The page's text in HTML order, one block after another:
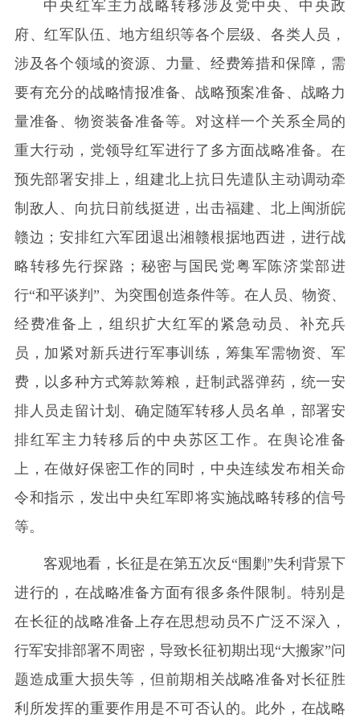
中央红军主力战略转移涉及党中央、中央政
府、红军队伍、地方组织等各个层级、各类人员，
涉及各个领域的资源、力量、经费筹措和保障，需
要有充分的战略情报准备、战略预案准备、战略力
量准备、物资装备准备等。对这样一个关系全局的
重大行动，党领导红军进行了多方面战略准备。在
预先部署安排上，组建北上抗日先遣队主动调动牵
制敌人、向抗日前线挺进，出击福建、北上闽浙皖
赣边；安排红六军团退出湘赣根据地西进，进行战
略转移先行探路；秘密与国民党粤军陈济棠部进
行“和平谈判”、为突围创造条件等。在人员、物资、
经费准备上，组织扩大红军的紧急动员、补充兵
员，加紧对新兵进行军事训练，筹集军需物资、军
费，以多种方式筹款筹粮，赶制武器弹药，统一安
排人员走留计划、确定随军转移人员名单，部署安
排红军主力转移后的中央苏区工作。在舆论准备
上，在做好保密工作的同时，中央连续发布相关命
令和指示，发出中央红军即将实施战略转移的信号
等。
客观地看，长征是在第五次反“围剿”失利背景下
进行的，在战略准备方面有很多条件限制。特别是
在长征的战略准备上存在思想动员不广泛不深入，
行军安排部署不周密，导致长征初期出现“大搬家”问
题造成重大损失等，但前期相关战略准备对长征胜
利所发挥的重要作用是不可否认的。此外，在战略